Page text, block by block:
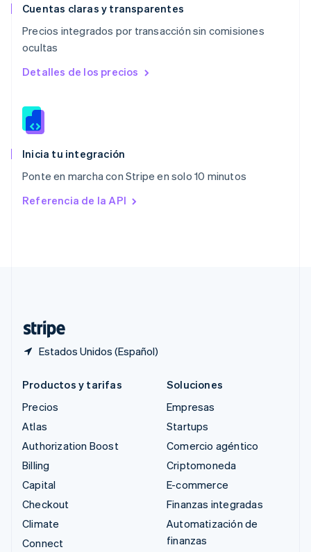
Cuentas claras y transparentes
Precios integrados por transacción sin comisiones
ocultas
Detalles de los precios
Inicia tu integración
Ponte en marcha con Stripe en solo 10 minutos
Referencia de la API
Estados Unidos (Español)
English
NederlandsEnglish
Polonia
English
RAE de Hong Kong, China
Reino Unido
English
English
English
Productos y tarifas
Precios
Atlas
Authorization Boost
Billing
Capital
Checkout
Climate
Connect
Soluciones
Empresas
Startups
Comercio agéntico
Criptomoneda
E-commerce
Finanzas integradas
Automatización de
finanzas